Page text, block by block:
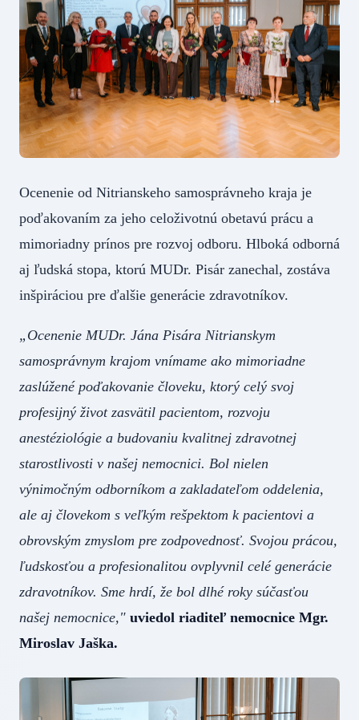
Ocenenie od Nitrianskeho samosprávneho kraja je
poďakovaním za jeho celoživotnú obetavú prácu a
mimoriadny prínos pre rozvoj odboru. Hlboká odborná
aj ľudská stopa, ktorú MUDr. Pisár zanechal, zostáva
inšpiráciou pre ďalšie generácie zdravotníkov.
„Ocenenie MUDr. Jána Pisára Nitrianskym
samosprávnym krajom vnímame ako mimoriadne
zaslúžené poďakovanie človeku, ktorý celý svoj
profesijný život zasvätil pacientom, rozvoju
anestéziológie a budovaniu kvalitnej zdravotnej
starostlivosti v našej nemocnici. Bol nielen
výnimočným odborníkom a zakladateľom oddelenia,
ale aj človekom s veľkým rešpektom k pacientovi a
obrovským zmyslom pre zodpovednosť. Svojou prácou,
ľudskosťou a profesionalitou ovplyvnil celé generácie
zdravotníkov. Sme hrdí, že bol dlhé roky súčasťou
našej nemocnice," uviedol riaditeľ nemocnice Mgr.
Miroslav Jaška.